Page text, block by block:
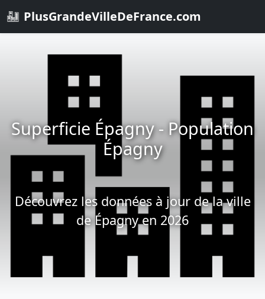
PlusGrandeVilleDeFrance.com
Superficie Épagny - Population
Épagny
Découvrez les données à jour de la ville
de Épagny en 2026